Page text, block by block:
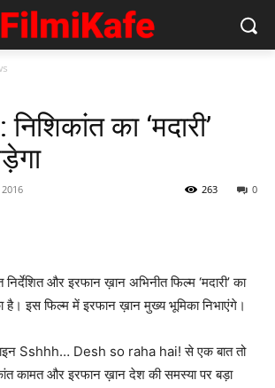
का ‘मदारी’
0
263
और इरफान ख़ान अभिनीत फिल्‍म ‘मदारी’ का
है। इस फिल्‍म में इरफान ख़ान मुख्‍य भूमिका निभाएंगे।
Sshhh… Desh so raha hai! से एक बात तो
कामत और इरफान ख़ान देश की समस्‍या पर बड़ा